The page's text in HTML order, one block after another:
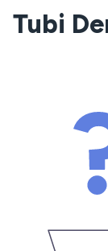
Tubi